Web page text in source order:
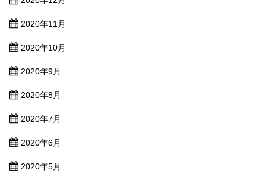
2020年11月
2020年10月
2020年9月
2020年8月
2020年7月
2020年6月
2020年5月